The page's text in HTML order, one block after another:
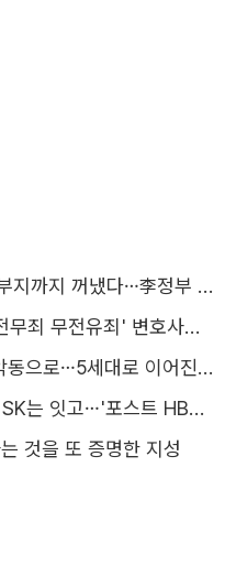
[비즈토크<하>] 그린벨트·군부지까지 꺼냈다…李정부 '공급 속도전' 통할까
경찰 수사가 명운 좌우… '유전무죄 무전유죄' 변호사비 부담 우려
[TF초점] 더윈드, 소년에서 악동으로…5세대로 이어진 지코·박경
[비즈토크<상>] 삼성은 쌓고 SK는 잇고…'포스트 HBM' 주도권 누가 잡을까
것을 또 증명한 지성